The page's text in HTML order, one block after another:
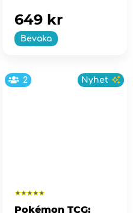
Bevaka
649 kr
2 Nyhet
Pokémon TCG: